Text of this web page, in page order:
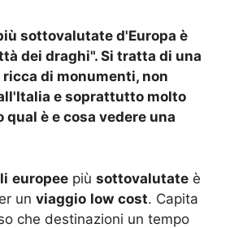
sottovalutate d'Europa è
dei draghi". Si tratta di una
di monumenti, non
e soprattutto molto
qual è e cosa vedere una
europee più sottovalutate è
un viaggio low cost. Capita
che destinazioni un tempo